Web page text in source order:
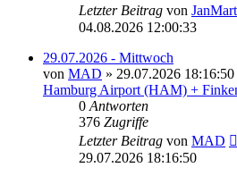
Letzter Beitrag von
04.08.2026 12:00:33
29.07.2026 - Mittwoch
von MAD » 29.07.2026 18:16:50
Hamburg Airport (HAM) +
0 Antworten
376 Zugriffe
Letzter Beitrag von MAD
29.07.2026 18:16:50